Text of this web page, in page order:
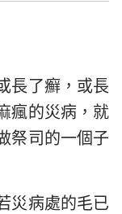
長了癬，或長
瘋的災病，就
祭司的一個子
災病處的毛已